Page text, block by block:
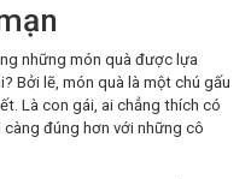
những món quà được lựa
Bởi lẽ, món quà là một chú gấu
Là con gái, ai chẳng thích có
đúng hơn với những cô